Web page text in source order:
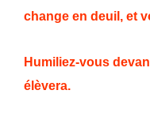
change en deuil, et
Humiliez-vous
élèvera.